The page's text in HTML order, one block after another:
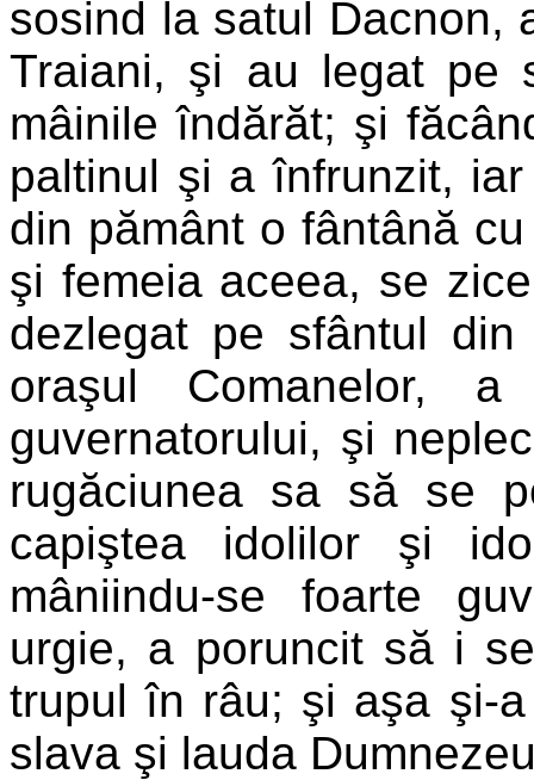
sosind la satul Dacnon,
Traiani, şi au legat pe
mâinile îndărăt; şi
paltinul şi a înfrunzit,
din pământ o fântână
şi femeia aceea, se
dezlegat pe sfântul
oraşul Comanelor,
guvernatorului, şi
rugăciunea sa să se
capiştea idolilor şi
mâniindu-se foarte
urgie, a poruncit să i
trupul în râu; şi aşa şi-
slava şi lauda